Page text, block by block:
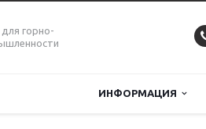
горно-
ИНФОРМАЦИЯ